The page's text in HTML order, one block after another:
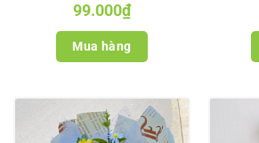
99.000₫
Mua hàng